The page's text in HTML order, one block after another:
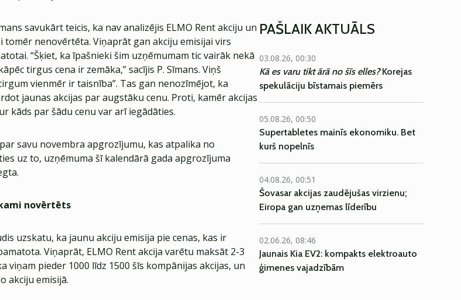
savukārt teicis, ka nav analizējis ELMO Rent akciju un
tomēr nenovērtēta. Viņaprāt gan akciju emisijai virs
“Šķiet, ka īpašnieki šim uzņēmumam tic vairāk nekā
tirgus cena ir zemāka,” sacījis P. Sīmans. Viņš
vienmēr ir taisnība”. Tas gan nenozīmējot, ka
jaunas akcijas par augstāku cenu. Proti, kamēr akcijas
kāds par šādu cenu var arī iegādāties.
savu novembra apgrozījumu, kas atpalika no
uz to, uzņēmuma šī kalendārā gada apgrozījuma
novērtēts
uzskatu, ka jaunu akciju emisija pie cenas, kas ir
Viņaprāt, ELMO Rent akcija varētu maksāt 2-3
viņam pieder 1000 līdz 1500 šīs kompānijas akcijas, un
akciju emisijā.
PAŠLAIK AKTUĀLS
03.08.26, 00:30
Kā es varu tikt ārā no šīs elles?Korejas
spekulāciju bīstamais piemērs
05.08.26, 00:50
Supertabletes mainīs ekonomiku. Bet
kurš nopelnīs
04.08.26, 00:51
Šovasar akcijas zaudējušas virzienu;
Eiropa gan uzņemas līderību
02.06.26, 08:46
Jaunais Kia EV2: kompakts elektroauto
ģimenes vajadzībām